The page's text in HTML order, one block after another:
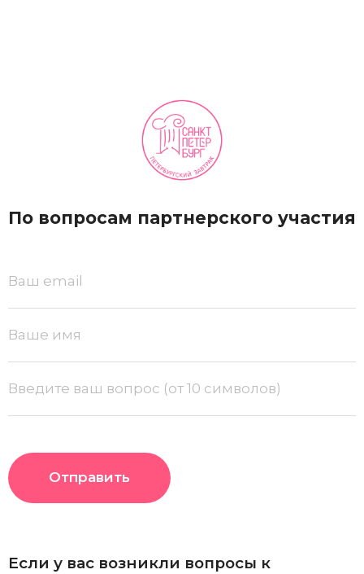
Если у вас возникли вопросы к
По вопросам партнерского участия
Отправить